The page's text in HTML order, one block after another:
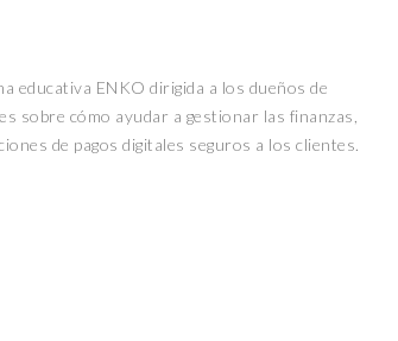
educativa ENKO dirigida a los dueños de
sobre cómo ayudar a gestionar las finanzas,
de pagos digitales seguros a los clientes.